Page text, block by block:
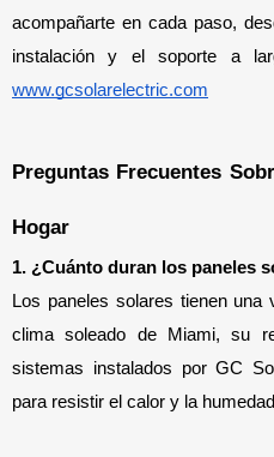
acompañarte en cada paso,
www.gcsolarelectric.com
Preguntas Frecuentes
Hogar
1. ¿Cuánto duran los paneles
Los paneles solares tienen
clima soleado de Miami, su
sistemas instalados por GC
para resistir el calor y la